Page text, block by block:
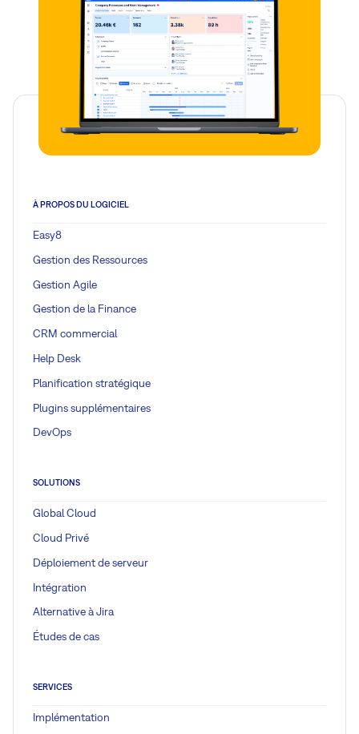
À PROPOS DU LOGICIEL
Easy8
Gestion des Ressources
Gestion Agile
Gestion de la Finance
CRM commercial
Help Desk
Planification stratégique
Plugins supplémentaires
DevOps
SOLUTIONS
Global Cloud
Cloud Privé
Déploiement de serveur
Intégration
Alternative à Jira
Études de cas
SERVICES
Implémentation